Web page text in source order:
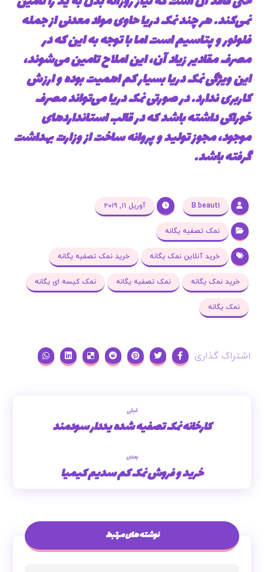
نمی‌کند. هر چند نمک دریا حاوی مواد معدنی از جمله
فلوئور و پتاسیم است اما با توجه به این که در
مصرف مقادیر زیاد آن، این املاح تامین می‌شوند،
این ویژگی نمک دریا بسیار کم اهمیت بوده و ارزش
کاربری ندارد. در صورتی نمک دریا می‌تواند مصرف
خوراکی داشته باشد که در قالب استانداردهای
موجود، مجوز تولید و پروانه ساخت از وزارت بهداشت
گرفته باشد.
B.beauti آوریل ۱۱, ۲۰۱۹
نمک تصفیه یگانه
خرید آنلاین نمک یگانه خرید نمک تصفیه یگانه
خرید نمک یگانه نمک تصفیه یگانه نمک کیسه ای یگانه
نمک یگانه
قبلی
کارخانه نمک تصفیه شده یددار سودمند
بعدی
خرید و فروش نمک کم سدیم کیمیا
نوشته های مرتبط